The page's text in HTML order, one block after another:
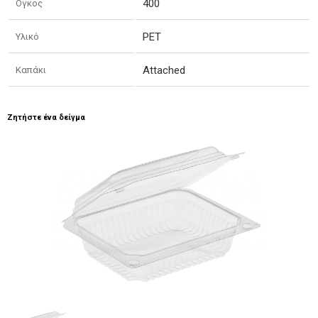
Ογκος 400
Υλικό PET
Καπάκι Attached
Ζητήστε ένα δείγμα